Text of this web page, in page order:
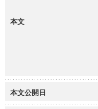
本文
本文公開日